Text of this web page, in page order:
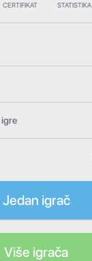
CERTIFIKAT STATISTIKA
Jedan igrač
Više igrača